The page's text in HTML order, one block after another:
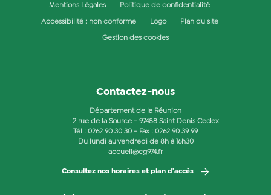
Mentions Légales Politique de confidentialité
Accessibilité : non conforme Logo Plan du site
Gestion des cookies
Contactez-nous
Département de la Réunion
2 rue de la Source - 97488 Saint Denis Cedex
Tél : 0262 90 30 30 - Fax : 0262 90 39 99
Du lundi au vendredi de 8h à 16h30
accueil@cg974.fr
Consultez nos horaires et plan d'accès